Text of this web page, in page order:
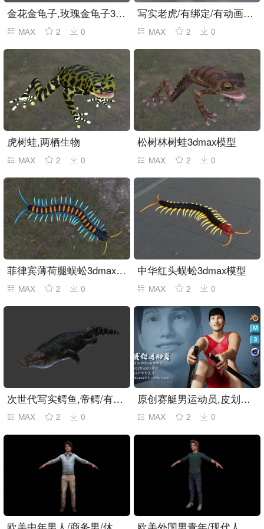
金花金龟子,玫瑰金龟子3dmax模型
MAX 2 0
写实老虎/有绑定/有动画max,fbx模型
MAX 2 0
虎树蛙,两栖生物
MAX 2 0
松树林树蛙3dmax模型
MAX 2 0
菲律宾薄荷腿蜈蚣3dmax模型
MAX 2 0
中华红头蜈蚣3dmax模型
MAX 2 0
次世代写实鳄鱼,帝鳄/有绑定/动画
MAX 2 0
原创赛艇男运动员,皮划艇运动员,带绑定(网盘下载)
MAX 2 0